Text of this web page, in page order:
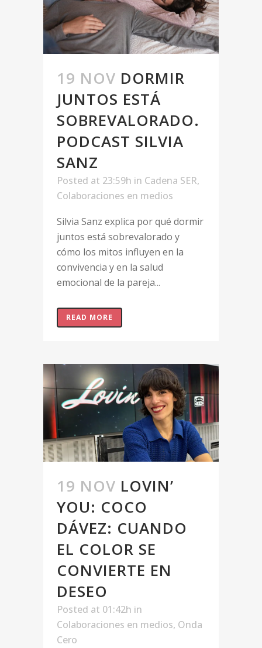
19 NOV DORMIR
JUNTOS ESTÁ
SOBREVALORADO.
PODCAST SILVIA
SANZ
Posted at 23:59h in Cadena SER,
Colaboraciones en medios
Silvia Sanz explica por qué dormir
juntos está sobrevalorado y
cómo los mitos influyen en la
convivencia y en la salud
emocional de la pareja...
READ MORE
19 NOV LOVIN’
YOU: COCO
DÁVEZ: CUANDO
EL COLOR SE
CONVIERTE EN
DESEO
Posted at 01:42h in
Colaboraciones en medios, Onda
Cero